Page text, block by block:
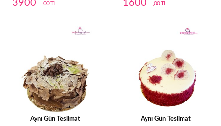
3900 ,00 TL 1600 ,00 TL
Aynı Gün Teslimat Aynı Gün Teslimat